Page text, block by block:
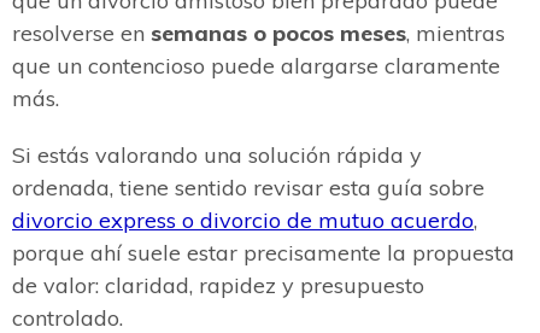
resolverse en semanas o pocos meses, mientras
que un contencioso puede alargarse claramente
más.
Si estás valorando una solución rápida y
ordenada, tiene sentido revisar esta guía sobre
divorcio express o divorcio de mutuo acuerdo,
porque ahí suele estar precisamente la propuesta
de valor: claridad, rapidez y presupuesto
controlado.